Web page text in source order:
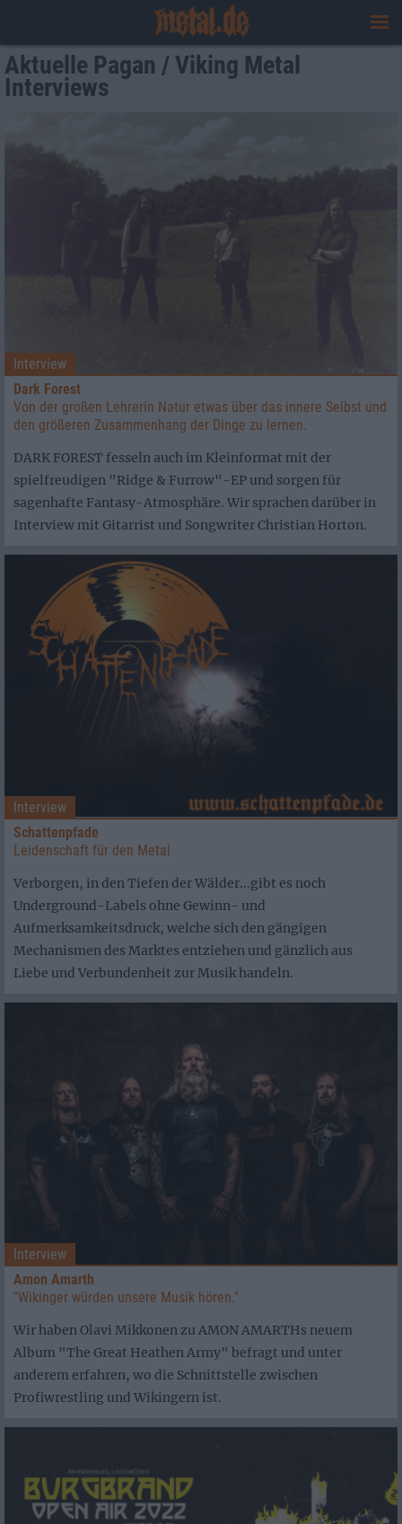
Aktuelle Pagan / Viking Metal
Interviews
Interview
Dark Forest
Von der großen Lehrerin Natur etwas über das innere Selbst und
den größeren Zusammenhang der Dinge zu lernen.
DARK FOREST fesseln auch im Kleinformat mit der
spielfreudigen "Ridge & Furrow"-EP und sorgen für
sagenhafte Fantasy-Atmosphäre. Wir sprachen darüber in
Interview mit Gitarrist und Songwriter Christian Horton.
Interview
Schattenpfade
Leidenschaft für den Metal
Verborgen, in den Tiefen der Wälder...gibt es noch
Underground-Labels ohne Gewinn- und
Aufmerksamkeitsdruck, welche sich den gängigen
Mechanismen des Marktes entziehen und gänzlich aus
Liebe und Verbundenheit zur Musik handeln.
Interview
Amon Amarth
"Wikinger würden unsere Musik hören."
Wir haben Olavi Mikkonen zu AMON AMARTHs neuem
Album "The Great Heathen Army" befragt und unter
anderem erfahren, wo die Schnittstelle zwischen
Profiwrestling und Wikingern ist.